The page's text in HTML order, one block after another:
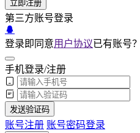
立即注册
第三方账号登录
登录即同意用户协议已有账号？
手机登录/注册
发送验证码
账号注册 账号密码登录